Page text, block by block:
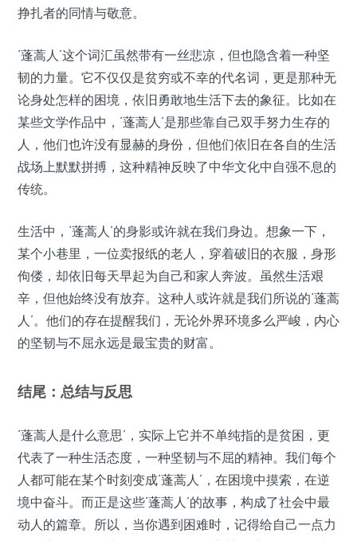
挣扎者的同情与敬意。
‘蓬蒿人’这个词汇虽然带有一丝悲凉，但也隐含着一种坚
韧的力量。它不仅仅是贫穷或不幸的代名词，更是那种无
论身处怎样的困境，依旧勇敢地生活下去的象征。比如在
某些文学作品中，‘蓬蒿人’是那些靠自己双手努力生存的
人，他们也许没有显赫的身份，但他们依旧在各自的生活
战场上默默拼搏，这种精神反映了中华文化中自强不息的
传统。
生活中，‘蓬蒿人’的身影或许就在我们身边。想象一下，
某个小巷里，一位卖报纸的老人，穿着破旧的衣服，身形
佝偻，却依旧每天早起为自己和家人奔波。虽然生活艰
辛，但他始终没有放弃。这种人或许就是我们所说的‘蓬蒿
人’。他们的存在提醒我们，无论外界环境多么严峻，内心
的坚韧与不屈永远是最宝贵的财富。
结尾：总结与反思
‘蓬蒿人是什么意思’，实际上它并不单纯指的是贫困，更
代表了一种生活态度，一种坚韧与不屈的精神。我们每个
人都可能在某个时刻变成‘蓬蒿人’，在困境中摸索，在逆
境中奋斗。而正是这些‘蓬蒿人’的故事，构成了社会中最
动人的篇章。所以，当你遇到困难时，记得给自己一点力